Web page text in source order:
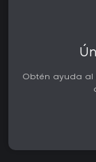
Obtén ayuda al